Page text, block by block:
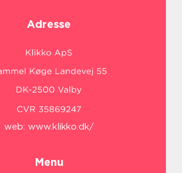
Adresse
web: www.klikko.dk/
Menu